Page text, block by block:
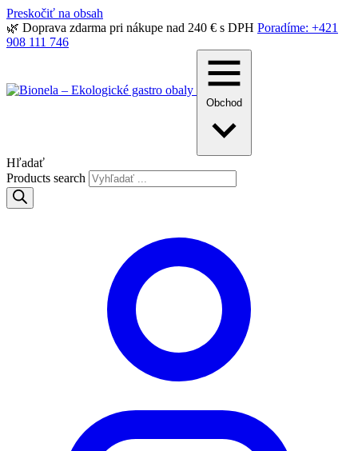
Preskočiť na obsah
🌿 Doprava zdarma pri nákupe nad 240 € s DPH Poradíme: +421
908 111 746
Obchod
Hľadať
Products search